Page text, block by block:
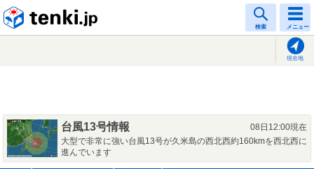
検索 メニュー
現在地
台風13号情報
08日12:00現在
大型で非常に強い台風13号が久米島の西北西約160kmを西北西に
進んでいます